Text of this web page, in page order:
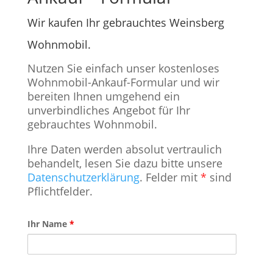
Wir kaufen Ihr gebrauchtes Weinsberg
Wohnmobil.
Nutzen Sie einfach unser kostenloses
Wohnmobil-Ankauf-Formular und wir
bereiten Ihnen umgehend ein
unverbindliches Angebot für Ihr
gebrauchtes Wohnmobil.
Ihre Daten werden absolut vertraulich
behandelt, lesen Sie dazu bitte unsere
Datenschutzerklärung. Felder mit * sind
Pflichtfelder.
Ihr Name *